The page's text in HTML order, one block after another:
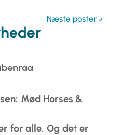
Næste poster »
Mød Horses &
for alle. Og det er